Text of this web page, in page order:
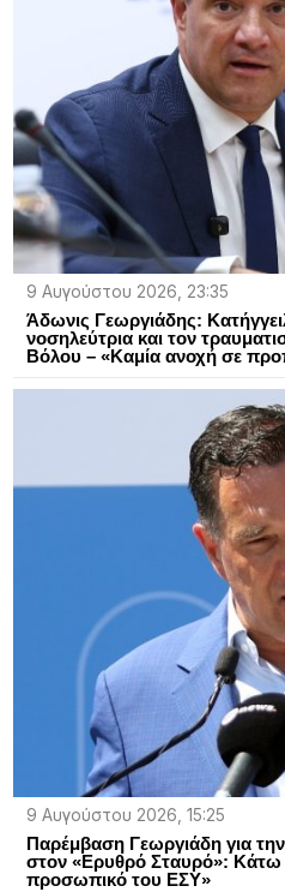
9 Αυγούστου 2026, 23:35
Άδωνις Γεωργιάδης:
νοσηλεύτρια και τον
Βόλου – «Καμία ανοχή σε
9 Αυγούστου 2026, 15:25
Παρέμβαση Γεωργιάδη για
στον «Ερυθρό Σταυρό»: Κάτω
προσωπικό του ΕΣΥ»